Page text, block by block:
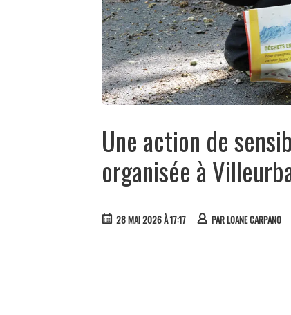
Une action de
organisée à
28 MAI 2026 À 17:17 PARLOANE CARPANO